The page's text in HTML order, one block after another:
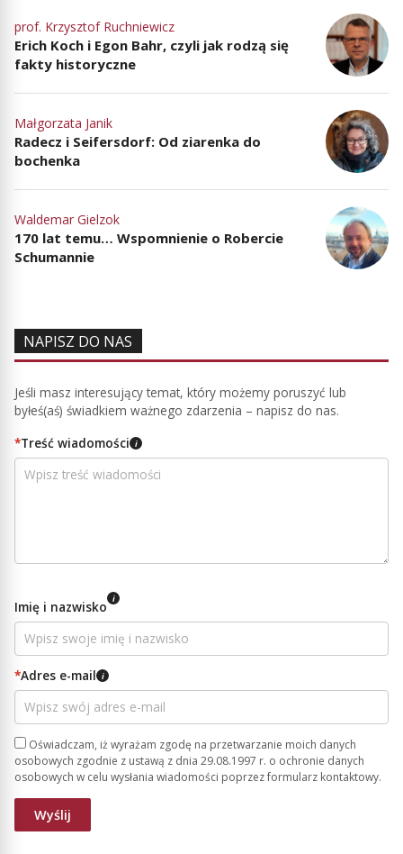
prof. Krzysztof Ruchniewicz
Erich Koch i Egon Bahr, czyli jak rodzą się
fakty historyczne
Małgorzata Janik
Radecz i Seifersdorf: Od ziarenka do
bochenka
Waldemar Gielzok
170 lat temu… Wspomnienie o Robercie
Schumannie
NAPISZ DO NAS
Jeśli masz interesujący temat, który możemy poruszyć lub
byłeś(aś) świadkiem ważnego zdarzenia – napisz do nas.
*Treść wiadomości i
Imię i nazwisko i
*Adres e-mail i
Oświadczam, iż wyrażam zgodę na przetwarzanie moich danych
osobowych zgodnie z ustawą z dnia 29.08.1997 r. o ochronie danych
osobowych w celu wysłania wiadomości poprzez formularz kontaktowy.